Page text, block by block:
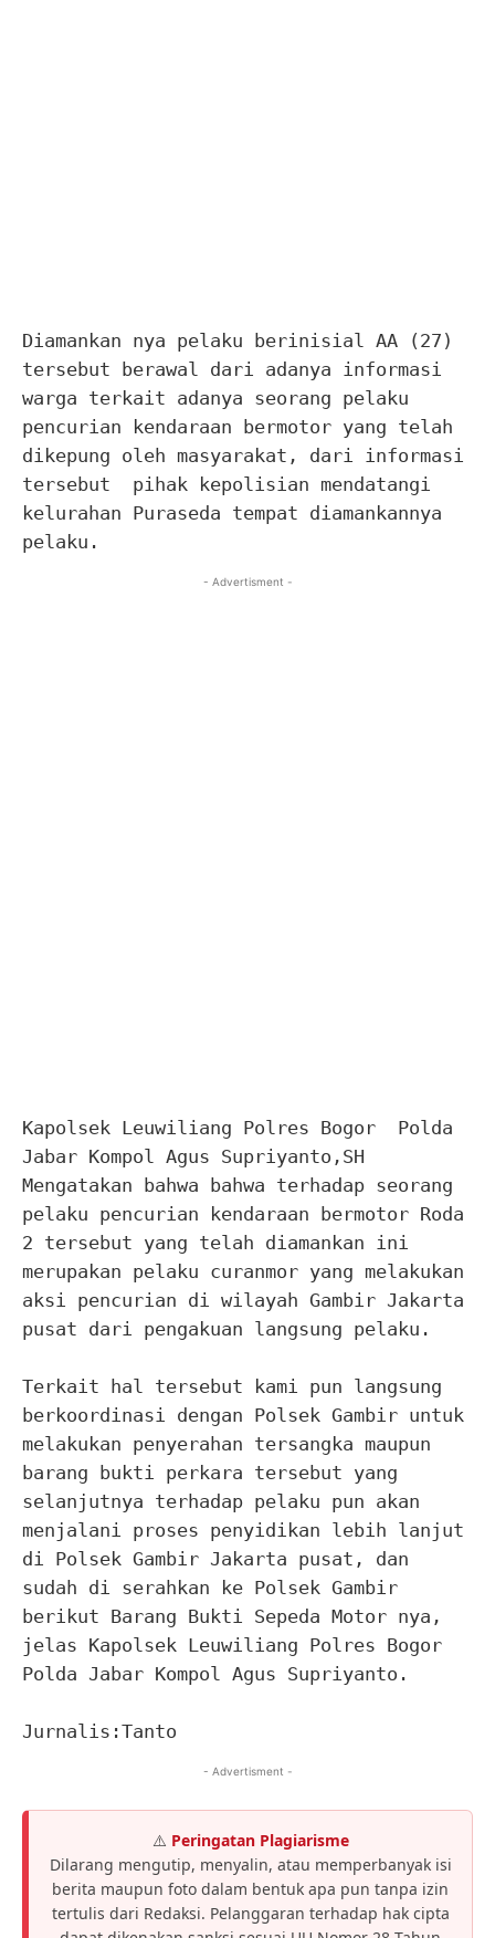
Diamankan nya pelaku berinisial AA (27)
tersebut berawal dari adanya informasi
warga terkait adanya seorang pelaku
pencurian kendaraan bermotor yang telah
dikepung oleh masyarakat, dari informasi
tersebut pihak kepolisian mendatangi
kelurahan Puraseda tempat diamankannya
pelaku.
- Advertisment -
Kapolsek Leuwiliang Polres Bogor Polda
Jabar Kompol Agus Supriyanto,SH
Mengatakan bahwa bahwa terhadap seorang
pelaku pencurian kendaraan bermotor Roda
2 tersebut yang telah diamankan ini
merupakan pelaku curanmor yang melakukan
aksi pencurian di wilayah Gambir Jakarta
pusat dari pengakuan langsung pelaku.
Terkait hal tersebut kami pun langsung
berkoordinasi dengan Polsek Gambir untuk
melakukan penyerahan tersangka maupun
barang bukti perkara tersebut yang
selanjutnya terhadap pelaku pun akan
menjalani proses penyidikan lebih lanjut
di Polsek Gambir Jakarta pusat, dan
sudah di serahkan ke Polsek Gambir
berikut Barang Bukti Sepeda Motor nya,
jelas Kapolsek Leuwiliang Polres Bogor
Polda Jabar Kompol Agus Supriyanto.
Jurnalis:Tanto
- Advertisment -
⚠️ Peringatan Plagiarisme
Dilarang mengutip, menyalin, atau memperbanyak isi
berita maupun foto dalam bentuk apa pun tanpa izin
tertulis dari Redaksi. Pelanggaran terhadap hak cipta